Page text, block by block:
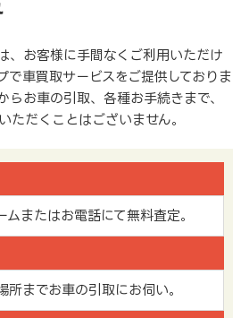
、お客様に手間なくご利用いただけ
で車買取サービスをご提供しておりま
らお車の引取、各種お手続きまで、
ただくことはございません。
ムまたはお電話にて無料査定。
所までお車の引取にお伺い。